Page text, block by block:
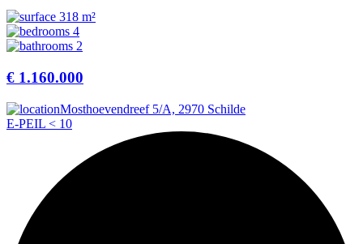
318 m²
4
2
€ 1.160.000
Mosthoevendreef 5/A, 2970 Schilde
E-PEIL < 10